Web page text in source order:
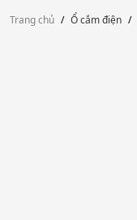
Trang chủ / Ổ cắm điện /